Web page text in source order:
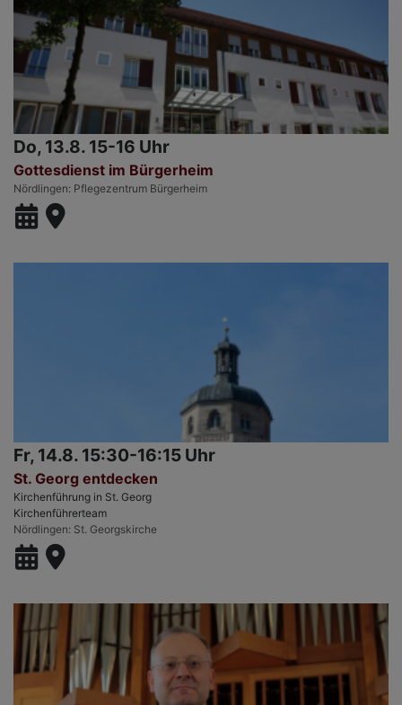
Do, 13.8. 15-16 Uhr
Gottesdienst im Bürgerheim
Nördlingen Pflegezentrum Bürgerheim
Fr, 14.8. 15:30-16:15 Uhr
St. Georg entdecken
Kirchenführung in St. Georg
Kirchenführerteam
Nördlingen St. Georgskirche